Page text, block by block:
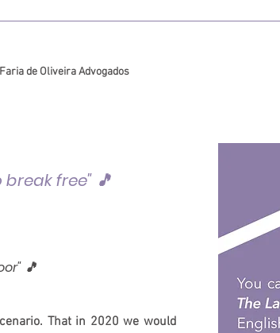
de Oliveira Advogados
break free" 🎵
🎵
That in 2020 we would